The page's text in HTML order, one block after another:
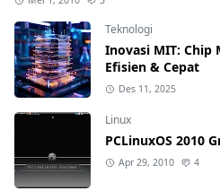
Teknologi
Inovasi MIT:
Efisien & Cepat
Des 11, 2025
Linux
PCLinuxOS 2010
Apr 29, 2010 4